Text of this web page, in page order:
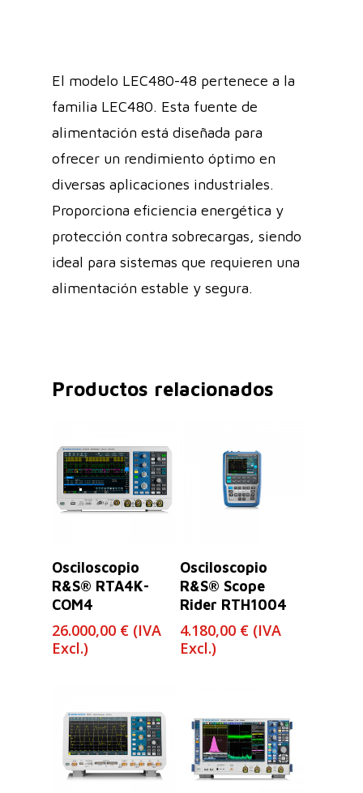
El modelo LEC480-48 pertenece a la
familia LEC480. Esta fuente de
alimentación está diseñada para
ofrecer un rendimiento óptimo en
diversas aplicaciones industriales.
Proporciona eficiencia energética y
protección contra sobrecargas, siendo
ideal para sistemas que requieren una
alimentación estable y segura.
Productos relacionados
Leer Más
Osciloscopio
R&S® RTA4K-
COM4
26.000,00 € (IVA
Excl.)
Leer Más
Osciloscopio
R&S® Scope
Rider RTH1004
4.180,00 € (IVA
Excl.)